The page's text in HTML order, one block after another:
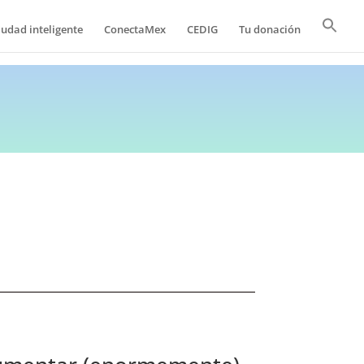
inteligente ConectaMex CEDIG Tu donación